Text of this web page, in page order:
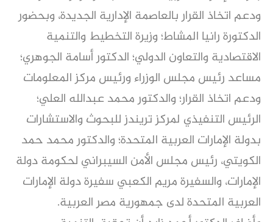
ودعم اتخاذ القرار بالعاصمة الإدارية الجديدة، وبحضور
الدكتورة رانيا المشاط؛ وزيرة التخطيط والتنمية
الاقتصادية والتعاون الدولي؛ الدكتور أسامة الجوهري؛
مساعد رئيس مجلس الوزراء ورئيس مركز المعلومات
ودعم اتخاذ القرار؛ والدكتور محمد عبدالله العلي؛
الرئيس التنفيذي لمركز تريندز للبحوث والاستشارات
بدولة الإمارات العربية المتحدة؛ والدكتور محمد حمد
الكويتي، رئيس مجلس الأمن السيبراني لحكومة دولة
الإمارات، والسفيرة مريم الكعبي سفيرة دولة الإمارات
العربية المتحدة لدى جمهورية مصر العربية.